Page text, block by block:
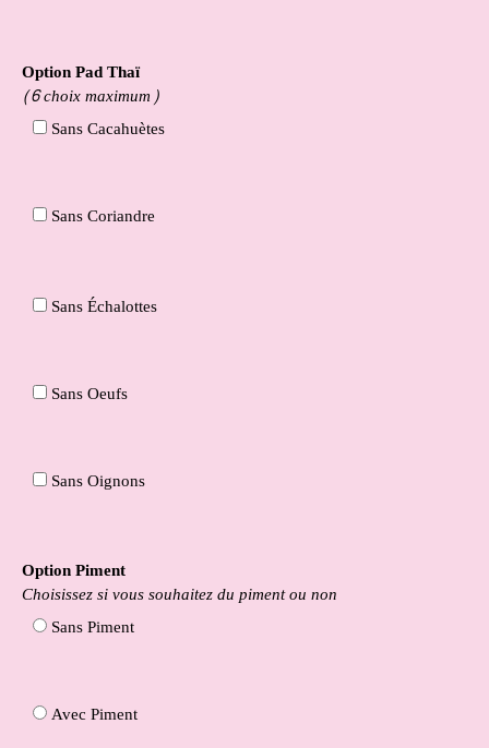
Option Pad Thaï
(6 choix maximum)
Sans Cacahuètes
Sans Coriandre
Sans Échalottes
Sans Oeufs
Sans Oignons
Option Piment
Choisissez si vous souhaitez du piment ou non
Sans Piment
Avec Piment